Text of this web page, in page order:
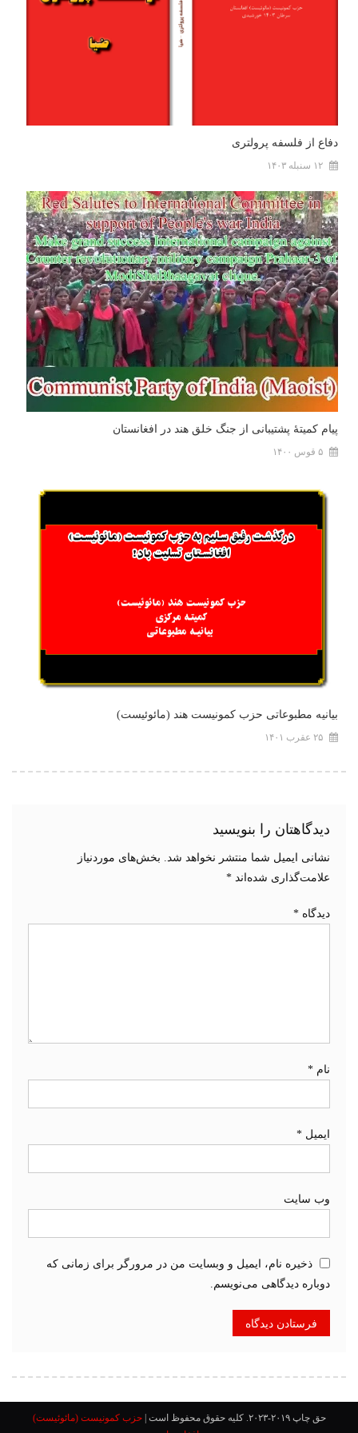
دفاع از فلسفه پرولتری
۱۲ سنبله ۱۴۰۳
پیام کمیتۀ پشتیبانی از جنگ خلق هند در افغانستان
۵ قوس ۱۴۰۰
بیانیه مطبوعاتی حزب کمونیست هند (مائوئیست)
۲۵ عقرب ۱۴۰۱
دیدگاهتان را بنویسید
نشانی ایمیل شما منتشر نخواهد شد.
بخش‌های موردنیاز
علامت‌گذاری شده‌اند *
دیدگاه *
نام *
ایمیل *
وب‌ سایت
ذخیره نام، ایمیل و وبسایت من در مرورگر برای زمانی که
دوباره دیدگاهی می‌نویسم.
حق چاپ ۲۰۱۹-۲۰۲۳. کلیه حقوق محفوظ است |حزب کمونیست (مائوئیست)